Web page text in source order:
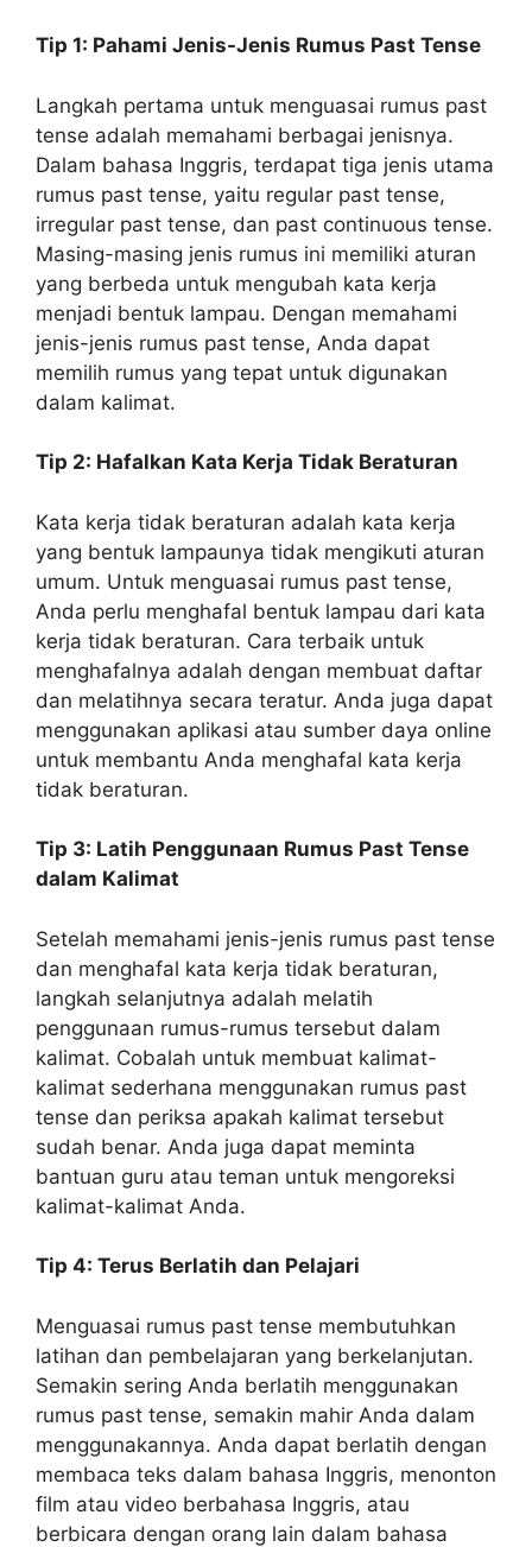
Tip 1: Pahami Jenis-Jenis Rumus Past Tense
Langkah pertama untuk menguasai rumus past
tense adalah memahami berbagai jenisnya.
Dalam bahasa Inggris, terdapat tiga jenis utama
rumus past tense, yaitu regular past tense,
irregular past tense, dan past continuous tense.
Masing-masing jenis rumus ini memiliki aturan
yang berbeda untuk mengubah kata kerja
menjadi bentuk lampau. Dengan memahami
jenis-jenis rumus past tense, Anda dapat
memilih rumus yang tepat untuk digunakan
dalam kalimat.
Tip 2: Hafalkan Kata Kerja Tidak Beraturan
Kata kerja tidak beraturan adalah kata kerja
yang bentuk lampaunya tidak mengikuti aturan
umum. Untuk menguasai rumus past tense,
Anda perlu menghafal bentuk lampau dari kata
kerja tidak beraturan. Cara terbaik untuk
menghafalnya adalah dengan membuat daftar
dan melatihnya secara teratur. Anda juga dapat
menggunakan aplikasi atau sumber daya online
untuk membantu Anda menghafal kata kerja
tidak beraturan.
Tip 3: Latih Penggunaan Rumus Past Tense
dalam Kalimat
Setelah memahami jenis-jenis rumus past tense
dan menghafal kata kerja tidak beraturan,
langkah selanjutnya adalah melatih
penggunaan rumus-rumus tersebut dalam
kalimat. Cobalah untuk membuat kalimat-
kalimat sederhana menggunakan rumus past
tense dan periksa apakah kalimat tersebut
sudah benar. Anda juga dapat meminta
bantuan guru atau teman untuk mengoreksi
kalimat-kalimat Anda.
Tip 4: Terus Berlatih dan Pelajari
Menguasai rumus past tense membutuhkan
latihan dan pembelajaran yang berkelanjutan.
Semakin sering Anda berlatih menggunakan
rumus past tense, semakin mahir Anda dalam
menggunakannya. Anda dapat berlatih dengan
membaca teks dalam bahasa Inggris, menonton
film atau video berbahasa Inggris, atau
berbicara dengan orang lain dalam bahasa